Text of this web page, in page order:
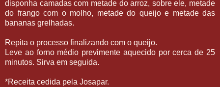
disponha camadas com metade do arroz, sobre ele, metade
do frango com o molho, metade do queijo e metade das
bananas grelhadas.
Repita o processo finalizando com o queijo.
Leve ao forno médio previmente aquecido por cerca de 25
minutos. Sirva em seguida.
*Receita cedida pela Josapar.